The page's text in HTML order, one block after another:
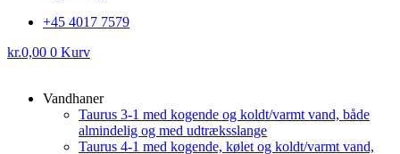
+45 4017 7579
kr.0,00 0 Kurv
Vandhaner
Taurus 3-1 med kogende og koldt/varmt vand, både
almindelig og med udtræksslange
Taurus 4-1 med kogende, kølet og koldt/varmt vand,